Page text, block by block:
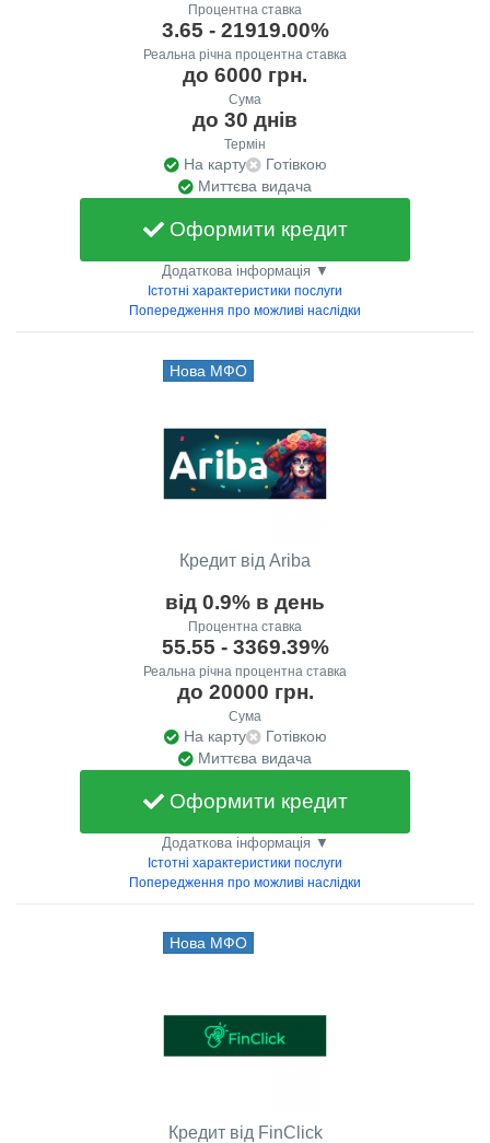
Процентна ставка
3.65 - 21919.00%
Реальна річна процентна ставка
до 6000 грн.
Сума
до 30 днів
Термін
На карту
Готівкою
Миттєва видача
Оформити кредит
Додаткова інформація ▼
Істотні характеристики послуги
Попередження про можливі наслідки
Нова МФО
Кредит від Ariba
від 0.9% в день
Процентна ставка
55.55 - 3369.39%
Реальна річна процентна ставка
до 20000 грн.
Сума
На карту
Готівкою
Миттєва видача
Оформити кредит
Додаткова інформація ▼
Істотні характеристики послуги
Попередження про можливі наслідки
Нова МФО
Кредит від FinClick